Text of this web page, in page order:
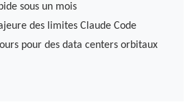
sous un mois
des limites Claude Code
pour des data centers orbitaux